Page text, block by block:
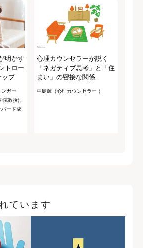
明かす
トロー
ップ
ガー
教授)、
ード成
心理カウンセラーが説く
「ネガティブ思考」と「住
まい」の密接な関係
中島輝（心理カウンセラー ）
ています